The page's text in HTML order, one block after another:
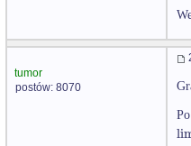
tumor
postów: 8070